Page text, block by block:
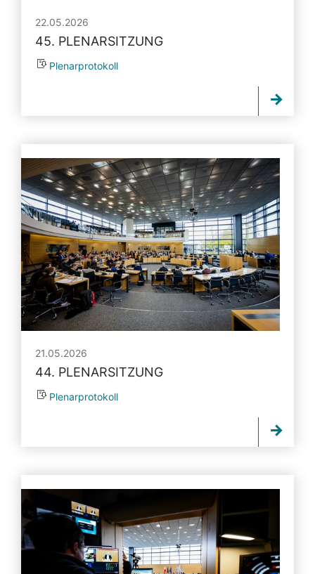
22.05.2026
45. PLENARSITZUNG
Plenarprotokoll
21.05.2026
44. PLENARSITZUNG
Plenarprotokoll